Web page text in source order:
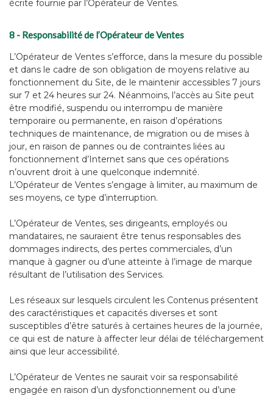
écrite fournie par l’Opérateur de Ventes.
8 - Responsabilité de l’Opérateur de Ventes
L’Opérateur de Ventes s’efforce, dans la mesure du possible
et dans le cadre de son obligation de moyens relative au
fonctionnement du Site, de le maintenir accessibles 7 jours
sur 7 et 24 heures sur 24. Néanmoins, l’accès au Site peut
être modifié, suspendu ou interrompu de manière
temporaire ou permanente, en raison d’opérations
techniques de maintenance, de migration ou de mises à
jour, en raison de pannes ou de contraintes liées au
fonctionnement d’Internet sans que ces opérations
n’ouvrent droit à une quelconque indemnité.
L’Opérateur de Ventes s’engage à limiter, au maximum de
ses moyens, ce type d’interruption.
L’Opérateur de Ventes, ses dirigeants, employés ou
mandataires, ne sauraient être tenus responsables des
dommages indirects, des pertes commerciales, d’un
manque à gagner ou d’une atteinte à l’image de marque
résultant de l’utilisation des Services.
Les réseaux sur lesquels circulent les Contenus présentent
des caractéristiques et capacités diverses et sont
susceptibles d’être saturés à certaines heures de la journée,
ce qui est de nature à affecter leur délai de téléchargement
ainsi que leur accessibilité.
L’Opérateur de Ventes ne saurait voir sa responsabilité
engagée en raison d’un dysfonctionnement ou d’une